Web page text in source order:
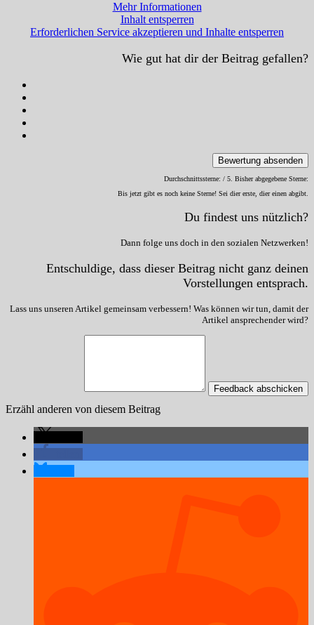
Mehr Informationen
Inhalt entsperren
Erforderlichen Service akzeptieren und Inhalte entsperren
Wie gut hat dir der Beitrag gefallen?
Bewertung absenden
Durchschnittssterne: / 5. Bisher abgegebene Sterne:
Bis jetzt gibt es noch keine Sterne! Sei dier erste, dier einen abgibt.
Du findest uns nützlich?
Dann folge uns doch in den sozialen Netzwerken!
Entschuldige, dass dieser Beitrag nicht ganz deinen
Vorstellungen entsprach.
Lass uns unseren Artikel gemeinsam verbessern! Was können wir tun, damit der
Artikel ansprechender wird?
Feedback abschicken
Erzähl anderen von diesem Beitrag